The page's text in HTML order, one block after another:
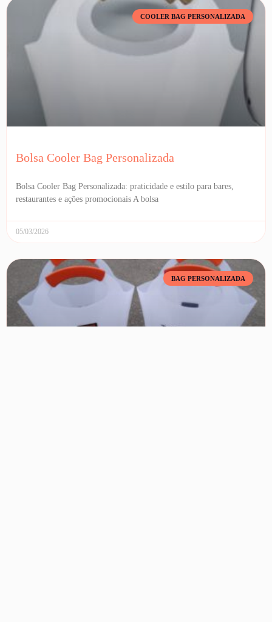
COOLER BAG PERSONALIZADA
Bolsa Cooler Bag Personalizada
Bolsa Cooler Bag Personalizada: praticidade e estilo para bares,
restaurantes e ações promocionais A bolsa
05/03/2026
BAG PERSONALIZADA